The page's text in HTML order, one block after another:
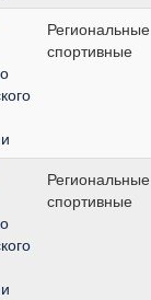
Региональные
спортивные
Региональные
спортивные